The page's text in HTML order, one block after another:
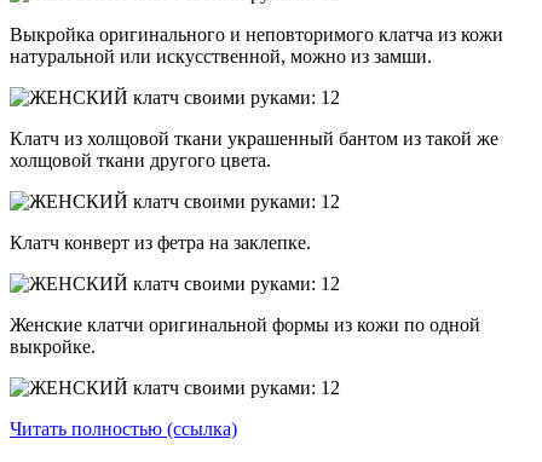
Выкройка оригинального и неповторимого клатча из кожи
натуральной или искусственной, можно из замши.
Клатч из холщовой ткани украшенный бантом из такой же
холщовой ткани другого цвета.
Клатч конверт из фетра на заклепке.
Женские клатчи оригинальной формы из кожи по одной
выкройке.
Читать полностью (ссылка)